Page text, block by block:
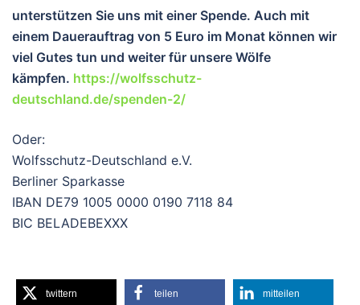
unterstützen Sie uns mit einer Spende. Auch mit
einem Dauerauftrag von 5 Euro im Monat können wir
viel Gutes tun und weiter für unsere Wölfe
kämpfen. https://wolfsschutz-
deutschland.de/spenden-2/
Oder:
Wolfsschutz-Deutschland e.V.
Berliner Sparkasse
IBAN DE79 1005 0000 0190 7118 84
BIC BELADEBEXXX
twittern teilen mitteilen